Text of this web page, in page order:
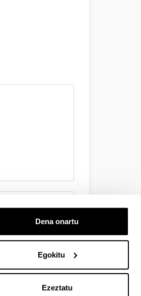
Dena onartu
Egokitu
Ezeztatu